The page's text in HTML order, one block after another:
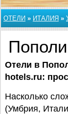
ОТЕЛИ » ИТАЛИЯ »
Пополи
Отели в
hotels.ru:
Насколько
(Умбрия,